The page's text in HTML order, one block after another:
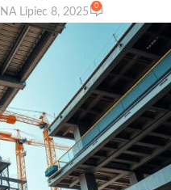
NA Lipiec 8, 2025
0